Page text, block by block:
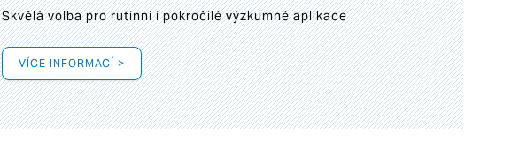
Skvělá volba pro rutinní i pokročilé výzkumné aplikace
VÍCE INFORMACÍ >